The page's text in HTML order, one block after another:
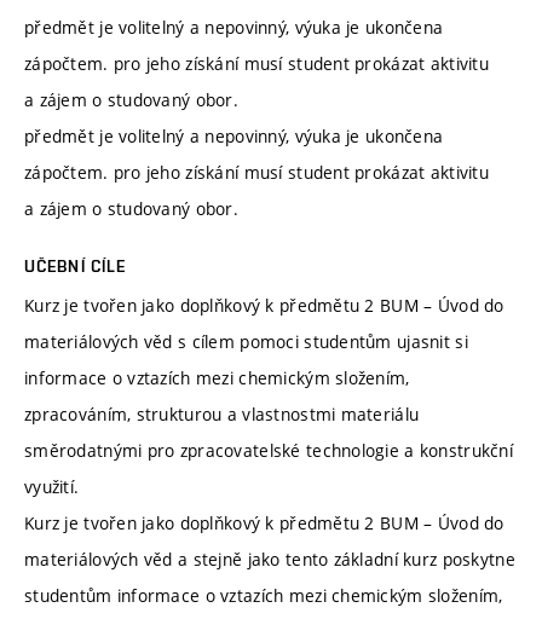
předmět je volitelný a nepovinný, výuka je ukončena
zápočtem. pro jeho získání musí student prokázat aktivitu
a zájem o studovaný obor.
předmět je volitelný a nepovinný, výuka je ukončena
zápočtem. pro jeho získání musí student prokázat aktivitu
a zájem o studovaný obor.
UČEBNÍ CÍLE
Kurz je tvořen jako doplňkový k předmětu 2 BUM – Úvod do
materiálových věd s cílem pomoci studentům ujasnit si
informace o vztazích mezi chemickým složením,
zpracováním, strukturou a vlastnostmi materiálu
směrodatnými pro zpracovatelské technologie a konstrukční
využití.
Kurz je tvořen jako doplňkový k předmětu 2 BUM – Úvod do
materiálových věd a stejně jako tento základní kurz poskytne
studentům informace o vztazích mezi chemickým složením,